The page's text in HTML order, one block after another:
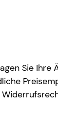
Sie